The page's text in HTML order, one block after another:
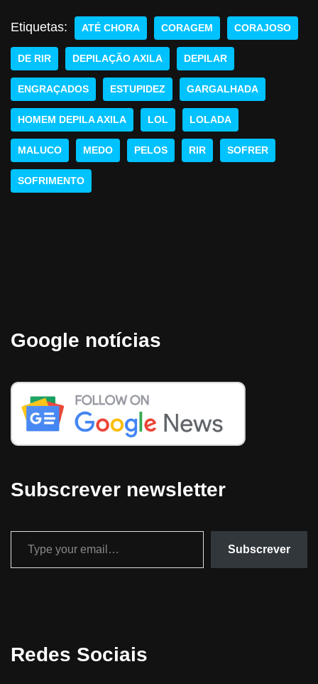
Etiquetas: ATÉ CHORA CORAGEM CORAJOSO
DE RIR DEPILAÇÃO AXILA DEPILAR
ENGRAÇADOS ESTUPIDEZ GARGALHADA
HOMEM DEPILA AXILA LOL LOLADA
MALUCO MEDO PELOS RIR SOFRER
SOFRIMENTO
Google notícias
Subscrever newsletter
Subscrever
Redes Sociais